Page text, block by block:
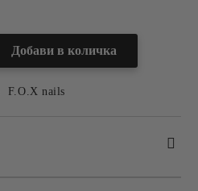
F.O.X nails